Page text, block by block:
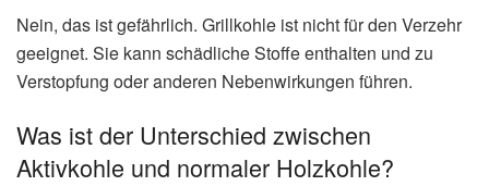
Nein, das ist gefährlich. Grillkohle ist nicht für den Verzehr
geeignet. Sie kann schädliche Stoffe enthalten und zu
Verstopfung oder anderen Nebenwirkungen führen.
Was ist der Unterschied zwischen
Aktivkohle und normaler Holzkohle?